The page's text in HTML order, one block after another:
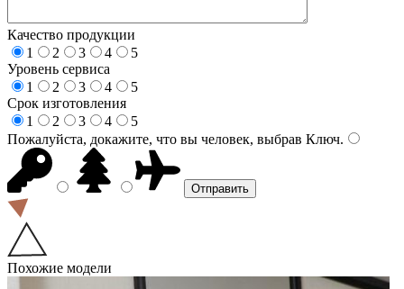
Качество продукции
1
2 3 4
5
Уровень сервиса
1
2 3 4
5
Срок изготовления
1
2 3 4
5
Пожалуйста, докажите, что вы человек, выбрав Ключ.
Похожие модели